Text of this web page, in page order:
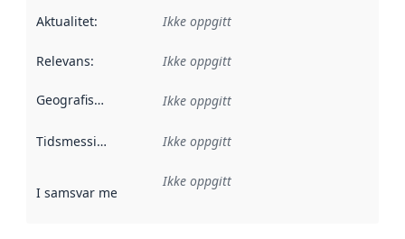
Aktualitet: Ikke oppgitt
Relevans: Ikke oppgitt
Geografisk avgrensning :
Ikke oppgitt
Tidsmessig avgrensning :
Ikke oppgitt
I samsvar med Referanse til en implementasjonsregel
Ikke oppgitt